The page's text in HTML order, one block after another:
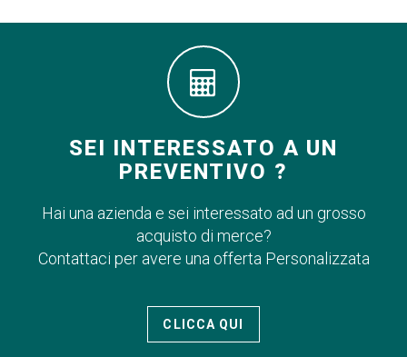
SEI INTERESSATO A UN
PREVENTIVO ?
Hai una azienda e sei interessato ad un grosso
acquisto di merce?
Contattaci per avere una offerta Personalizzata
CLICCA QUI